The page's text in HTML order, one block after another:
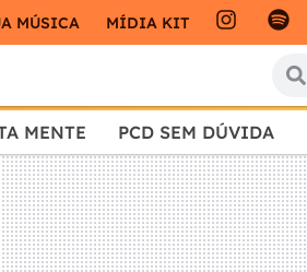
MÚSICA MÍDIA KIT
MENTE PCD SEM DÚVIDA